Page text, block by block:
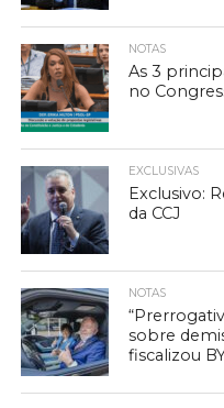
NOTAS
As 3
no
EXCLUSIVAS
Exclusivo:
da CCJ
NOTAS
sobre
fiscalizou